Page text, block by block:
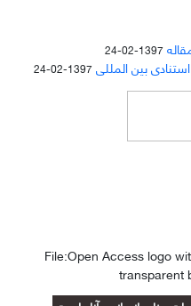
1397-02-24
بین المللی 1397-02-24